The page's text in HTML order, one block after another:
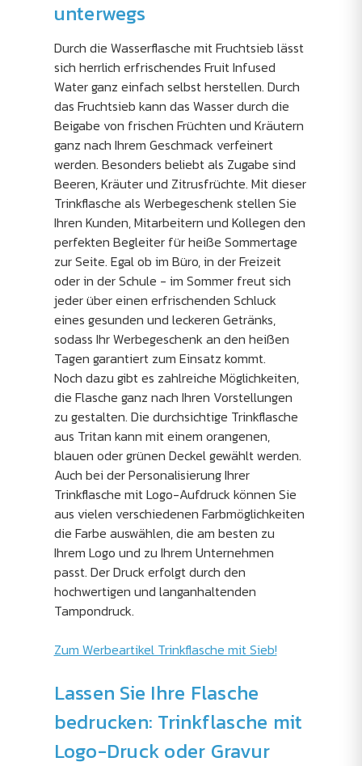
unterwegs
Durch die Wasserflasche mit Fruchtsieb lässt
sich herrlich erfrischendes Fruit Infused
Water ganz einfach selbst herstellen. Durch
das Fruchtsieb kann das Wasser durch die
Beigabe von frischen Früchten und Kräutern
ganz nach Ihrem Geschmack verfeinert
werden. Besonders beliebt als Zugabe sind
Beeren, Kräuter und Zitrusfrüchte. Mit dieser
Trinkflasche als Werbegeschenk stellen Sie
Ihren Kunden, Mitarbeitern und Kollegen den
perfekten Begleiter für heiße Sommertage
zur Seite. Egal ob im Büro, in der Freizeit
oder in der Schule - im Sommer freut sich
jeder über einen erfrischenden Schluck
eines gesunden und leckeren Getränks,
sodass Ihr Werbegeschenk an den heißen
Tagen garantiert zum Einsatz kommt.
Noch dazu gibt es zahlreiche Möglichkeiten,
die Flasche ganz nach Ihren Vorstellungen
zu gestalten. Die durchsichtige Trinkflasche
aus Tritan kann mit einem orangenen,
blauen oder grünen Deckel gewählt werden.
Auch bei der Personalisierung Ihrer
Trinkflasche mit Logo-Aufdruck können Sie
aus vielen verschiedenen Farbmöglichkeiten
die Farbe auswählen, die am besten zu
Ihrem Logo und zu Ihrem Unternehmen
passt. Der Druck erfolgt durch den
hochwertigen und langanhaltenden
Tampondruck.
Zum Werbeartikel Trinkflasche mit Sieb!
Lassen Sie Ihre Flasche
bedrucken: Trinkflasche mit
Logo-Druck oder Gravur